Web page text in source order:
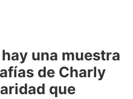
una muestra
de Charly
que